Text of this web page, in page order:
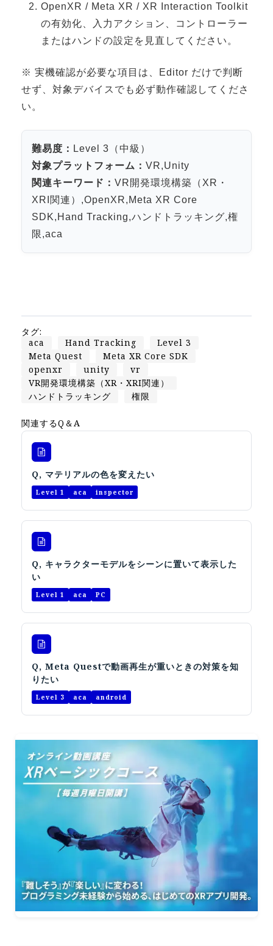
3D空間キャプチャーアプリ『Qoocan』
製造現場を革新する！『XR Worksupport Hub』開発中
>XR Museum『Artlogue』開発中
《企業研修》
Unity研修
Apple Vision Pro アプリ開発研修
HoloLens 2 アプリ開発研修
《研究会》
XRビジネスフォーラム
《展示会》
TOKYO DIGICONX2026
《求人》
求人申込み
資料請求
OpenXR / Meta XR / XR Interaction Toolkit
の有効化、入力アクション、コントローラー
またはハンドの設定を見直してください。
※ 実機確認が必要な項目は、Editor だけで判断
せず、対象デバイスでも必ず動作確認してくださ
い。
難易度： Level 3（中級）
対象プラットフォーム： VR,Unity
関連キーワード： VR開発環境構築（XR・
XRI関連）,OpenXR,Meta XR Core
SDK,Hand Tracking,ハンドトラッキング,権
限,aca
タグ:
aca
Hand Tracking
Level 3
Meta Quest
Meta XR Core SDK
openxr
unity
vr
VR開発環境構築（XR・XRI関連）
ハンドトラッキング
権限
関連するQ＆A
Q, マテリアルの色を変えたい
Level 1 aca inspector
Q, キャラクターモデルをシーンに置いて表示した
い
Level 1 aca PC
Q, Meta Questで動画再生が重いときの対策を知
りたい
Level 3 aca android